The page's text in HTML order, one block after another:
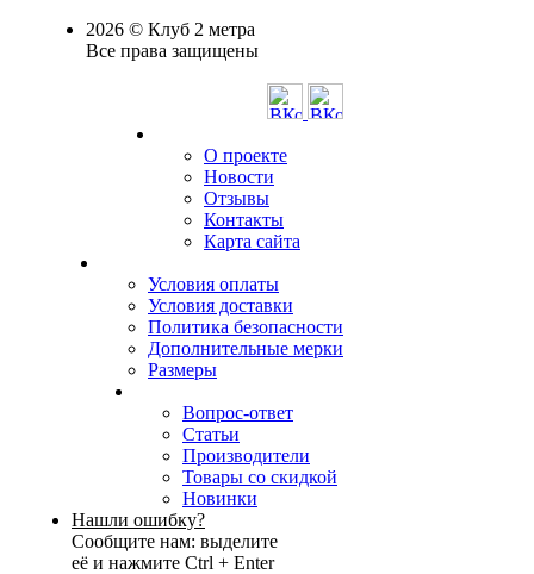
2026 © Клуб 2 метра
Все права защищены
О проекте
Новости
Отзывы
Контакты
Карта сайта
Условия оплаты
Условия доставки
Политика безопасности
Дополнительные мерки
Размеры
Вопрос-ответ
Статьи
Производители
Товары со скидкой
Новинки
Нашли ошибку?
Сообщите нам: выделите
её и нажмите Ctrl + Enter